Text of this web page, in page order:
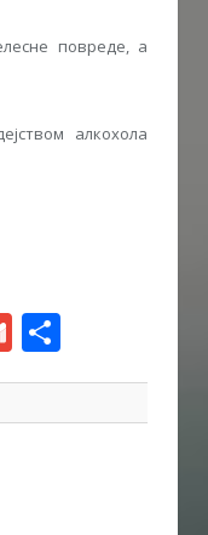
повреде, а
алкохола
Gmail